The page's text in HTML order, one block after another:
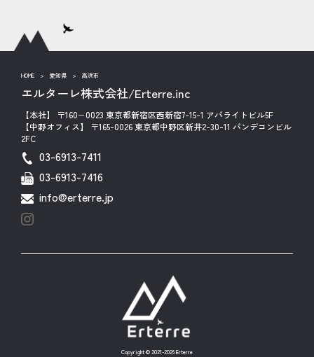
HOME > 愛知県 > 高浜市
エルターレ株式会社/Erterre.inc
【本社】 〒160−0023 東京都新宿区西新宿7-15-1 アパライトビル5F
【中野オフィス】 〒165-0026 東京都中野区新井2-30-11 パンデコンビル
2FC
03-6913-7411
03-6913-7416
info@erterre.jp
Copyright © 2021-2026 Erterre